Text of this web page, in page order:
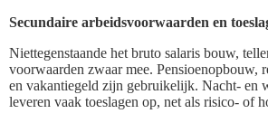
Secundaire arbeidsvoorwaarden en
Niettegenstaande het bruto salaris bouw,
voorwaarden zwaar mee. Pensioenopbouw,
en vakantiegeld zijn gebruikelijk. Nacht- en
leveren vaak toeslagen op, net als risico- of